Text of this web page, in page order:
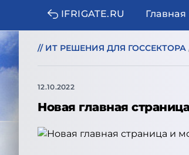
IFRIGATE.RU Главная
// ИТ РЕШЕНИЯ ДЛЯ ГОССЕКТОРА
12.10.2022
Новая главная